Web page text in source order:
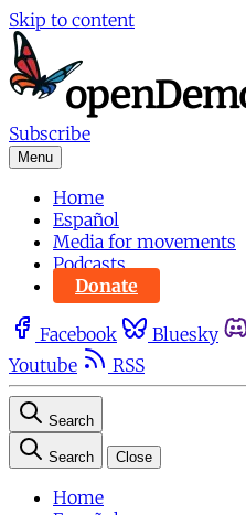
Skip to content
Subscribe
Menu
Home
Español
Media for movements
Podcasts
Donate
Facebook Bluesky
Youtube
RSS
Search
Search Close
Home